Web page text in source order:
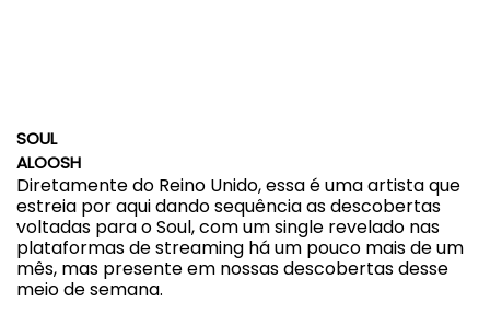
SOUL
ALOOSH
Diretamente do Reino Unido, essa é uma artista que
estreia por aqui dando sequência as descobertas
voltadas para o Soul, com um single revelado nas
plataformas de streaming há um pouco mais de um
mês, mas presente em nossas descobertas desse
meio de semana.